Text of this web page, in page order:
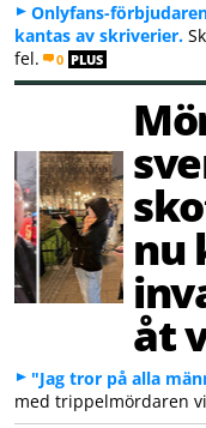
Onlyfans-
kantas av skriverier.
fel.
0 PLUS
nu
åt
"Jag tror på alla
med trippelmördaren